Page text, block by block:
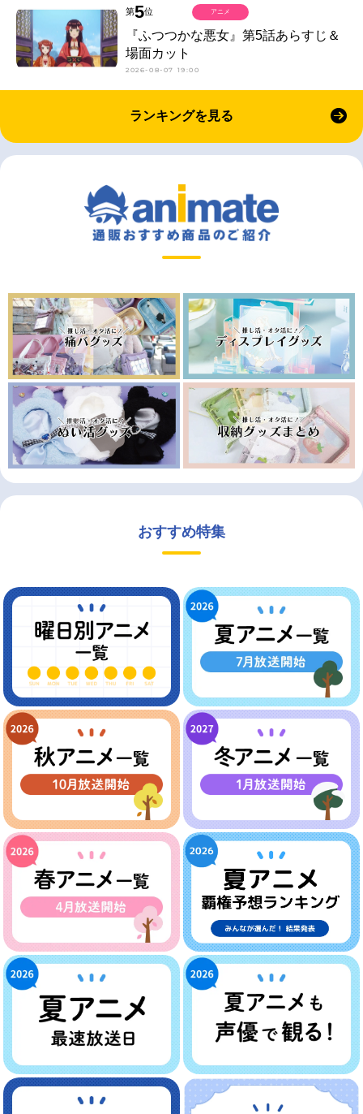
第5位
『ふつつかな悪女』第5話あらすじ＆
場面カット
2026-08-07 19:00
アニメ
ランキングを見る
おすすめ特集